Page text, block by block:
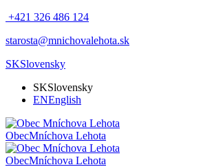
+421 326 486 124
starosta@mnichovalehota.sk
SKSlovensky
SKSlovensky
ENEnglish
ObecMníchova Lehota
ObecMníchova Lehota